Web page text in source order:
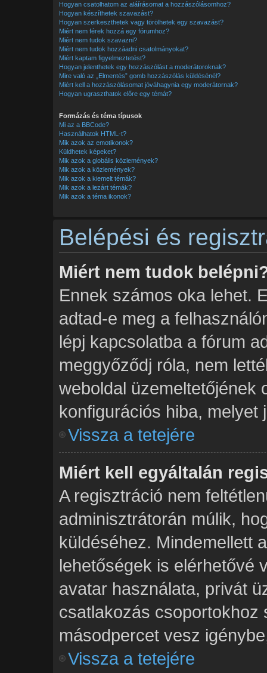
Hogyan csatolhatom az aláírásomat a hozzászólásomhoz?
Hogyan készíthetek szavazást?
Hogyan szerkeszthetek vagy törölhetek egy szavazást?
Miért nem férek hozzá egy fórumhoz?
Miért nem tudok szavazni?
Miért nem tudok hozzáadni csatolmányokat?
Miért kaptam figyelmeztetést?
Hogyan jelenthetek egy hozzászólást a moderátoroknak?
Mire való az „Elmentés” gomb hozzászólás küldésénél?
Miért kell a hozzászólásomat jóváhagynia egy moderátornak?
Hogyan ugraszthatok előre egy témát?
Formázás és téma típusok
Mi az a BBCode?
Használhatok HTML-t?
Mik azok az emotikonok?
Küldhetek képeket?
Mik azok a globális közlemények?
Mik azok a közlemények?
Mik azok a kiemelt témák?
Mik azok a lezárt témák?
Mik azok a téma ikonok?
Belépési és
Miért nem tudok
Ennek számos oka lehet.
adtad-e meg a
lépj kapcsolatba a fórum
meggyőződj róla, nem
weboldal üzemeltetőjének
konfigurációs hiba, melyet
Vissza a tetejére
Miért kell egyáltalán
A regisztráció nem
adminisztrátorán múlik,
küldéséhez. Mindemellett
lehetőségek is elérhetővé
avatar használata, privát
csatlakozás csoportokhoz
másodpercet vesz
Vissza a tetejére